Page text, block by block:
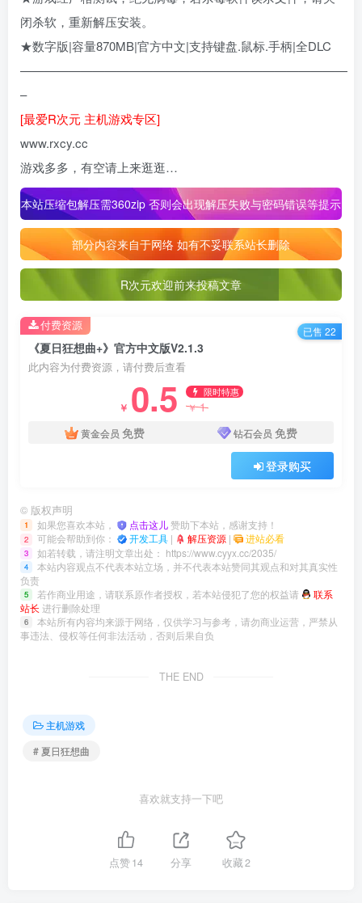
闭杀软，重新解压安装。
★数字版|容量870MB|官方中文|支持键盘.鼠标.手柄|全DLC
———————————————————————————
–
[最爱R次元 主机游戏专区]
www.rxcy.cc
游戏多多，有空请上来逛逛…
本站压缩包解压需360zip 否则会出现解压失败与密码错误等提示
部分内容来自于网络 如有不妥联系站长删除
R次元欢迎前来投稿文章
《夏日狂想曲+》官方中文版V2.1.3
此内容为付费资源，请付费后查看
￥ 0.5 限时特惠
￥1
黄金会员 免费 钻石会员 免费
登录购买
付费资源 已售 22
© 版权声明
1 如果您喜欢本站， 点击这儿赞助下本站，感谢支持！
2 可能会帮助到你： 开发工具 | 解压资源 | 进站必看
3 如若转载，请注明文章出处： https://www.cyyx.cc/2035/
4
本站内容观点不代表本站立场，并不代表本站赞同其观点和对其真实性
负责
5 若作商业用途，请联系原作者授权，若本站侵犯了您的权益请
联系
站长 进行删除处理
6
本站所有内容均来源于网络，仅供学习与参考，请勿商业运营，严禁从
事违法、侵权等任何非法活动，否则后果自负
THE END
主机游戏
# 夏日狂想曲
喜欢就支持一下吧
点赞14 分享 收藏2